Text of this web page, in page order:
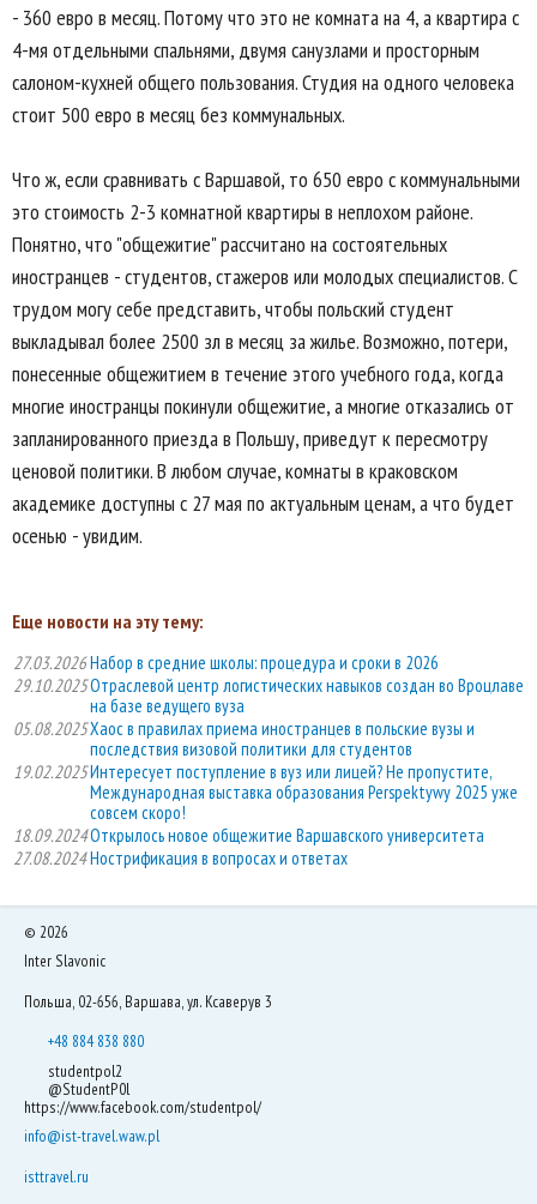
- 360 евро в месяц. Потому что это не комната на 4, а квартира с
4-мя отдельными спальнями, двумя санузлами и просторным
салоном-кухней общего пользования. Студия на одного человека
стоит 500 евро в месяц без коммунальных.
Что ж, если сравнивать с Варшавой, то 650 евро с коммунальными
это стоимость 2-3 комнатной квартиры в неплохом районе.
Понятно, что "общежитие" рассчитано на состоятельных
иностранцев - студентов, стажеров или молодых специалистов. С
трудом могу себе представить, чтобы польский студент
выкладывал более 2500 зл в месяц за жилье. Возможно, потери,
понесенные общежитием в течение этого учебного года, когда
многие иностранцы покинули общежитие, а многие отказались от
запланированного приезда в Польшу, приведут к пересмотру
ценовой политики. В любом случае, комнаты в краковском
академике доступны с 27 мая по актуальным ценам, а что будет
осенью - увидим.
Еще новости на эту тему:
27.03.2026Набор в средние школы: процедура и сроки в 2026
29.10.2025Отраслевой центр логистических навыков создан во Вроцлаве
на базе ведущего вуза
05.08.2025Хаос в правилах приема иностранцев в польские вузы и
последствия визовой политики для студентов
19.02.2025Интересует поступление в вуз или лицей? Не пропустите,
Международная выставка образования Perspektywy 2025 уже
совсем скоро!
18.09.2024Открылось новое общежитие Варшавского университета
27.08.2024Нострификация в вопросах и ответах
© 2026
Inter Slavonic
Польша, 02-656, Варшава, ул. Ксаверув 3
+48 884 838 880
studentpol2
@StudentP0l
https://www.facebook.com/studentpol/
info@ist-travel.waw.pl
isttravel.ru